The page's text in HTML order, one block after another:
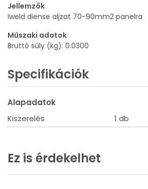
Jellemzők
Iweld diense aljzat 70-90mm2 panelra
Műszaki adatok
Bruttó súly (kg): 0.0300
Specifikációk
Alapadatok
Kiszerelés
1 db
Ez is érdekelhet